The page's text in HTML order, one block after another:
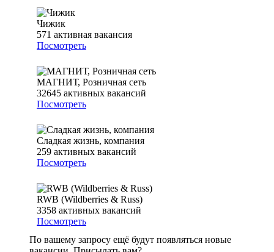
Чижик
571 активная вакансия
Посмотреть
МАГНИТ, Розничная сеть
32645 активных вакансий
Посмотреть
Сладкая жизнь, компания
259 активных вакансий
Посмотреть
RWB (Wildberries & Russ)
3358 активных вакансий
Посмотреть
По вашему запросу ещё будут появляться новые